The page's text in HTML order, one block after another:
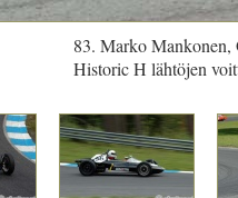
83. Marko
Historic H lähtöjen